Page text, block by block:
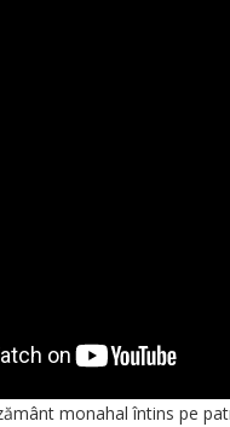
monahal întins pe